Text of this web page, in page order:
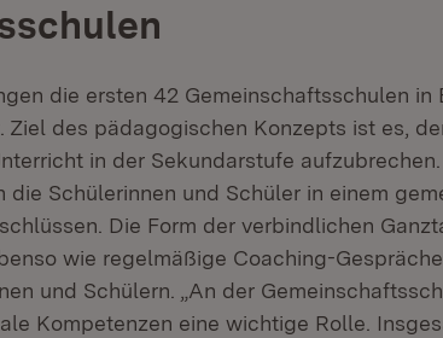
die ersten 42 Gemeinschaftsschulen in
Ziel des pädagogischen Konzepts ist es,
in der Sekundarstufe
Schülerinnen und Schüler in einem
Die Form der verbindlichen
wie regelmäßige Coaching-
und Schülern. „An der
Kompetenzen eine wichtige Rolle.